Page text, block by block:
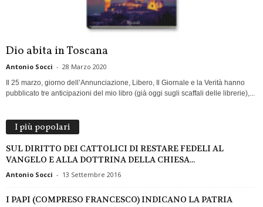
Dio abita in Toscana
Antonio Socci - 28 Marzo 2020
Il 25 marzo, giorno dell’Annunciazione, Libero, Il Giornale e la Verità hanno
pubblicato tre anticipazioni del mio libro (già oggi sugli scaffali delle librerie),...
I più popolari
SUL DIRITTO DEI CATTOLICI DI RESTARE FEDELI AL
VANGELO E ALLA DOTTRINA DELLA CHIESA...
Antonio Socci - 13 Settembre 2016
I PAPI (COMPRESO FRANCESCO) INDICANO LA PATRIA